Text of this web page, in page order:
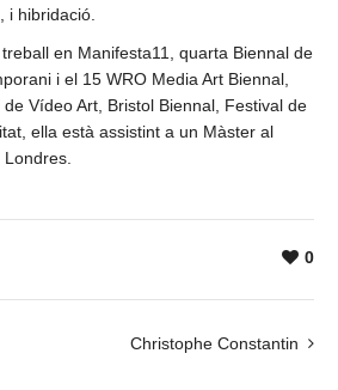
i hibridació.
en Manifesta11, quarta Biennal de
i el 15 WRO Media Art Biennal,
Vídeo Art, Bristol Biennal, Festival de
ella està assistint a un Màster al
0
Christophe Constantin